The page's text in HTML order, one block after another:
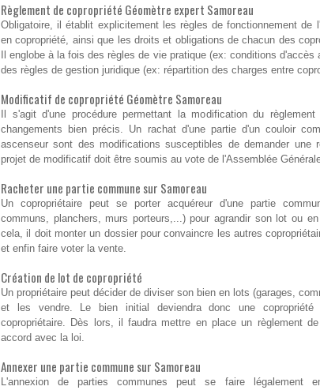
Règlement de copropriété Géomètre expert Samoreau
Obligatoire, il établit explicitement les règles de fonctionnement de
en copropriété, ainsi que les droits et obligations de chacun des
Il englobe à la fois des règles de vie pratique (ex: conditions
des règles de gestion juridique (ex: répartition des charges entre
Modificatif de copropriété Géomètre Samoreau
Il s'agit d'une procédure permettant la modification du
changements bien précis. Un rachat d'une partie d'un couloir
ascenseur sont des modifications susceptibles de demander une
projet de modificatif doit être soumis au vote de l'Assemblée
Racheter une partie commune sur Samoreau
Un copropriétaire peut se porter acquéreur d'une partie
communs, planchers, murs porteurs,...) pour agrandir son lot ou
cela, il doit monter un dossier pour convaincre les autres
et enfin faire voter la vente.
Création de lot de copropriété
Un propriétaire peut décider de diviser son bien en lots (garages,
et les vendre. Le bien initial deviendra donc une copropriété
copropriétaire. Dès lors, il faudra mettre en place un règlement
accord avec la loi.
Annexer une partie commune sur Samoreau
L'annexion de parties communes peut se faire légalement